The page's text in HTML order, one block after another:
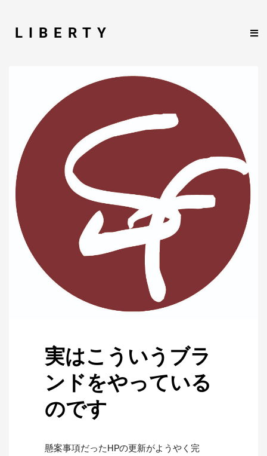
LIBERTY
実はこういうブラ
ンドをやっている
のです
懸案事項だったHPの更新がようやく完